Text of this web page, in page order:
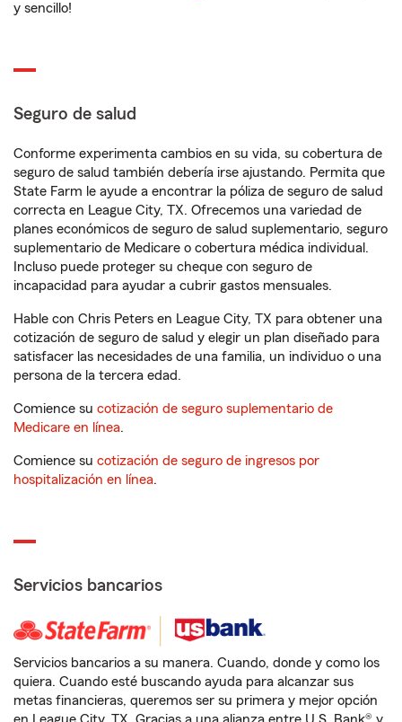
y sencillo!
Seguro de salud
Conforme experimenta cambios en su vida, su cobertura de
seguro de salud también debería irse ajustando. Permita que
State Farm le ayude a encontrar la póliza de seguro de salud
correcta en League City, TX. Ofrecemos una variedad de
planes económicos de seguro de salud suplementario, seguro
suplementario de Medicare o cobertura médica individual.
Incluso puede proteger su cheque con seguro de
incapacidad para ayudar a cubrir gastos mensuales.
Hable con Chris Peters en League City, TX para obtener una
cotización de seguro de salud y elegir un plan diseñado para
satisfacer las necesidades de una familia, un individuo o una
persona de la tercera edad.
Comience su cotización de seguro suplementario de
Medicare en línea.
Comience su cotización de seguro de ingresos por
hospitalización en línea.
Servicios bancarios
Servicios bancarios a su manera. Cuando, donde y como los
quiera. Cuando esté buscando ayuda para alcanzar sus
metas financieras, queremos ser su primera y mejor opción